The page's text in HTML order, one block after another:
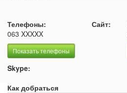
Телефоны:
063 XXXXX
Показать телефоны
Сайт:
Skype:
Как добраться